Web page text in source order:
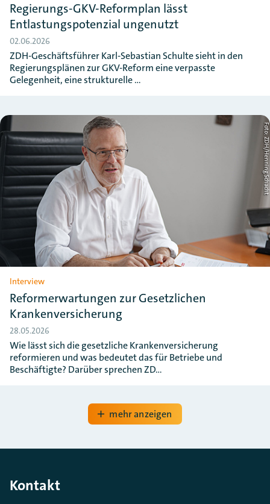
Regierungs-GKV-Reformplan lässt
Entlastungspotenzial ungenutzt
02.06.2026
ZDH-Geschäftsführer Karl-Sebastian Schulte sieht in den
Regierungsplänen zur GKV-Reform eine verpasste
Gelegenheit, eine strukturelle …
Foto: ZDH/Henning Schacht
Interview
Reformerwartungen zur Gesetzlichen
Krankenversicherung
28.05.2026
Wie lässt sich die gesetzliche Krankenversicherung
reformieren und was bedeutet das für Betriebe und
Beschäftigte? Darüber sprechen ZD…
mehr anzeigen
Kontakt